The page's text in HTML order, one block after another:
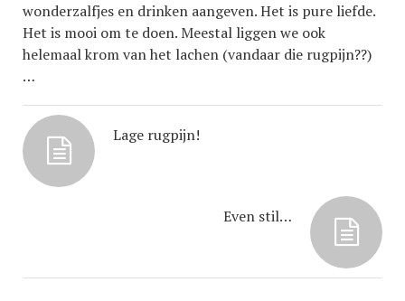
wonderzalfjes en drinken aangeven. Het is pure liefde.
Het is mooi om te doen. Meestal liggen we ook
helemaal krom van het lachen (vandaar die rugpijn??)
…
Lage rugpijn!
Even stil…